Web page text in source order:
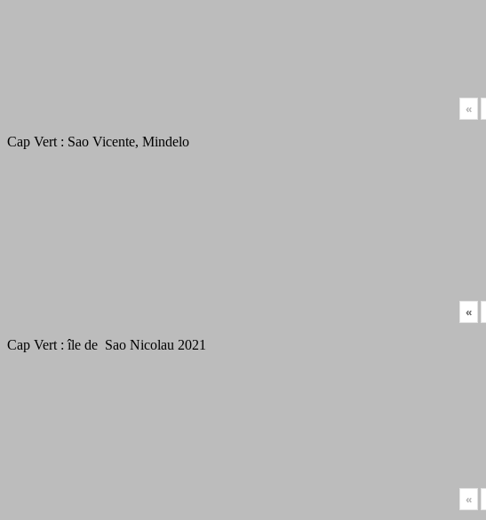
«
Cap Vert : Sao Vicente, Mindelo
«
Cap Vert : île de Sao Nicolau 2021
«